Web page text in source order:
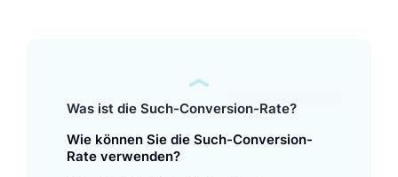
Was ist die Such-Conversion-Rate?
Wie können Sie die Such-Conversion-
Rate verwenden?